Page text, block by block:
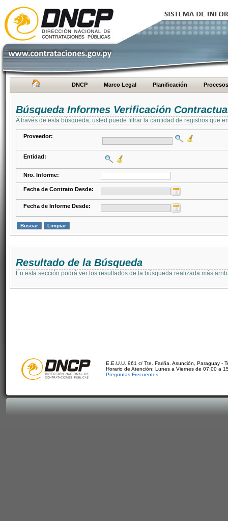
DNCP Marco Legal Planificación Procesos
Búsqueda Informes Verificación
A través de esta búsqueda, usted puede filtrar la cantidad de registros que
Proveedor:
Entidad:
Nro. Informe:
Fecha de Contrato Desde:
Fecha de Informe Desde:
Resultado de la Búsqueda
En esta sección podrá ver los resultados de la búsqueda realizada más
E.E.U.U. 961 c/ Tte. Fariña. Asunción, Paraguay -
Horario de Atención: Lunes a Viernes de 07:00 a
Preguntas Frecuentes